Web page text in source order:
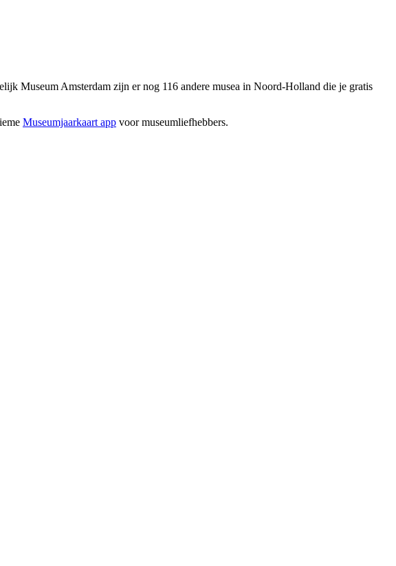
Museum Amsterdam zijn er nog 116 andere musea in Noord-Holland die je gratis
Museumjaarkaart app voor museumliefhebbers.